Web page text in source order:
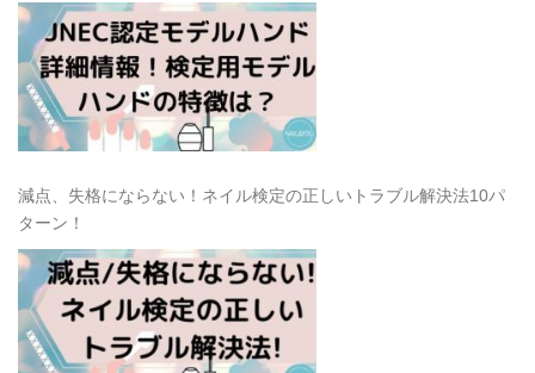
減点、失格にならない！ネイル検定の正しいトラブル解決法10パ
ターン！